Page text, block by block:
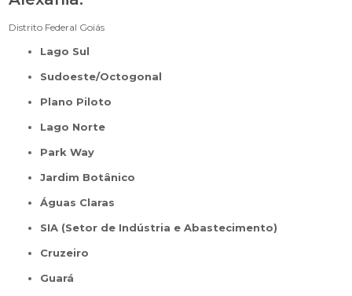
Distrito Federal Goiás
Lago Sul
Sudoeste/Octogonal
Plano Piloto
Lago Norte
Park Way
Jardim Botânico
Águas Claras
SIA (Setor de Indústria e Abastecimento)
Cruzeiro
Guará